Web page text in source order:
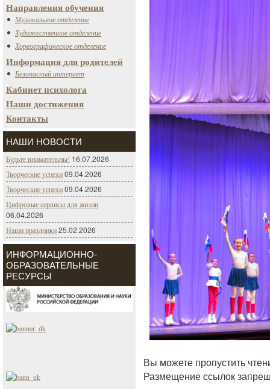
Направления обучения
Музыкальное отделение
Художественное отделение
Хореографическое отделение
Информация для родителей
Безопасный интернет
Кабинет психолога
Наши достижения
Контакты
НАШИ НОВОСТИ
Будьте внимательны! 16.07.2026
Творческие успехи09.04.2026
Творческие успехи09.04.2026
Цифровые сервисы для жизни
06.04.2026
Наши праздники25.02.2026
ИНФОРМАЦИОННО-
ОБРАЗОВАТЕЛЬНЫЕ
РЕСУРСЫ
Вы можете пропустить
Размещение ссылок